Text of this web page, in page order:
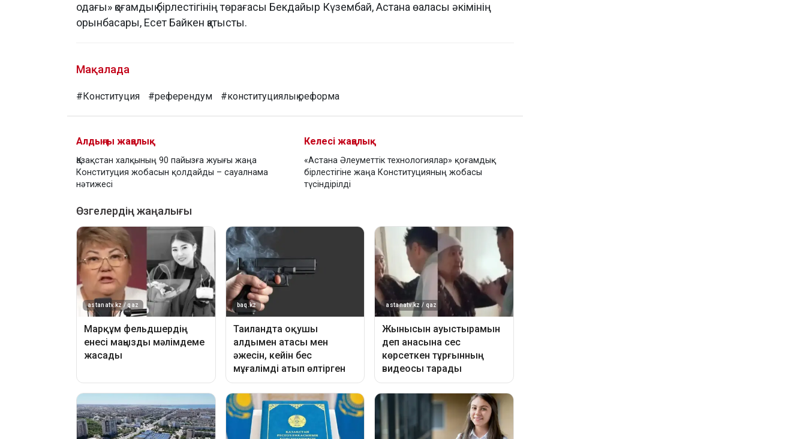
одағы» қоғамдық бірлестігінің төрағасы Бекдайыр Күзембай, Астана өаласы әкімінің
орынбасары, Есет Байкен қатысты.
Мақалада
#Конституция #референдум #конституциялық реформа
Алдыңғы жаңалық
Қазақстан халқының 90 пайызға жуығы жаңа
Конституция жобасын қолдайды – сауалнама
нәтижесі
Келесі жаңалық
«Астана Әлеуметтік технологиялар» қоғамдық
бірлестігіне жаңа Конституцияның жобасы
түсіндірілді